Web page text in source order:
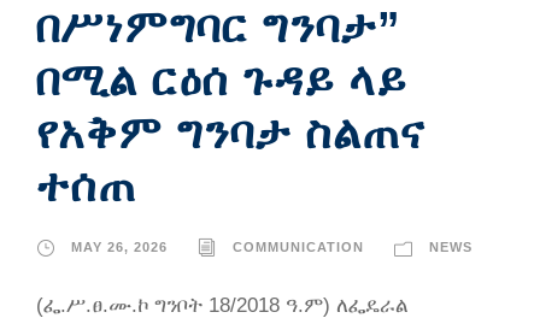
በሥነምግባር ግንባታ”
በሚል ርዕሰ ጉዳይ ላይ
የአቅም ግንባታ ስልጠና
ተሰጠ
MAY 26, 2026 COMMUNICATION NEWS
(ፌ.ሥ.ፀ.ሙ.ኮ ግንቦት 18/2018 ዓ.ም) ለፌዴራል